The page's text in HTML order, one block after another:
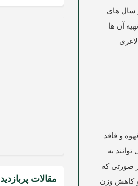
سال های
آن ها
و فاقد
به
صورتی که
و کاهش وزن
مقالات پربازدید